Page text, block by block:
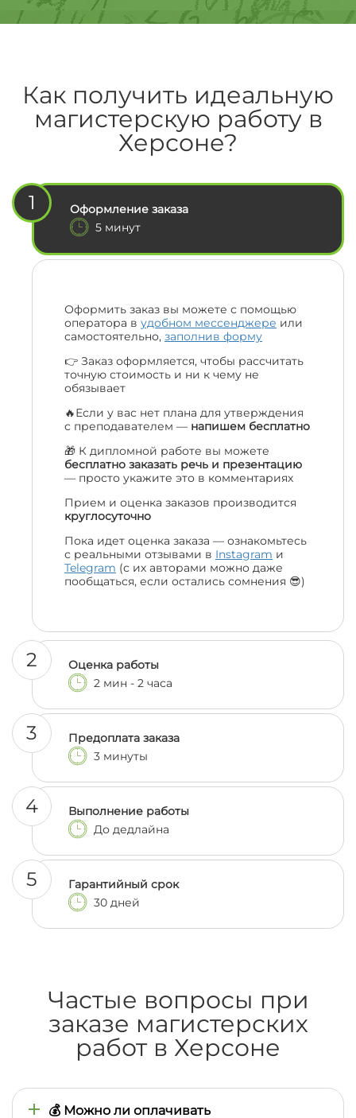
Как получить идеальную
магистерскую работу в
Херсоне?
1
Оформление заказа
5 минут
Оформить заказ вы можете с помощью
оператора в удобном мессенджере или
самостоятельно, заполнив форму
👉 Заказ оформляется, чтобы рассчитать
точную стоимость и ни к чему не
обязывает
🔥Если у вас нет плана для утверждения
с преподавателем — напишем бесплатно
🎁 К дипломной работе вы можете
бесплатно заказать речь и презентацию
— просто укажите это в комментариях
Прием и оценка заказов производится
круглосуточно
Пока идет оценка заказа — ознакомьтесь
с реальными отзывами в Instagram и
Telegram (с их авторами можно даже
пообщаться, если остались сомнения 😎)
2
Оценка работы
2 мин - 2 часа
3
Предоплата заказа
3 минуты
4
Выполнение работы
До дедлайна
5
Гарантийный срок
30 дней
Частые вопросы при
заказе магистерских
работ в Херсоне
💰 Можно ли оплачивать